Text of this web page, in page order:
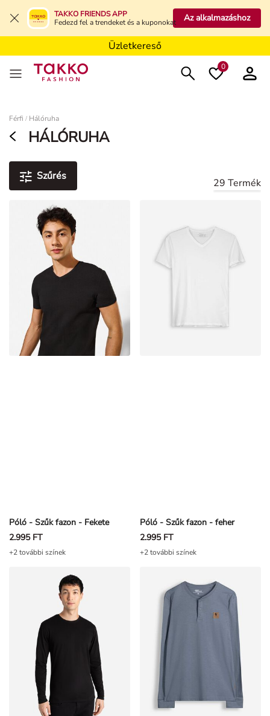
TAKKO FRIENDS APP
Fedezd fel a trendeket és a kuponokat
Az alkalmazáshoz
Üzletkereső
Üzletkereső
Üzletkereső
0
Férfi / Hálóruha
HÁLÓRUHA
Szűrés
29 Termék
Póló - Szűk fazon - Fekete
2.995 FT
+2 további színek
Póló - Szűk fazon - feher
2.995 FT
+2 további színek